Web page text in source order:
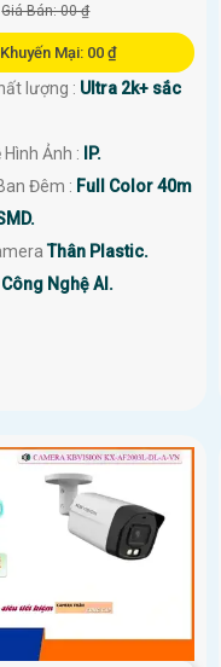
Giá Bán: 00 ₫
Mại: 00 ₫
lượng : Ultra 2k+ sắc
Ảnh :
IP.
Đêm : Full Color 40m
Thân Plastic.
Công Nghệ AI.